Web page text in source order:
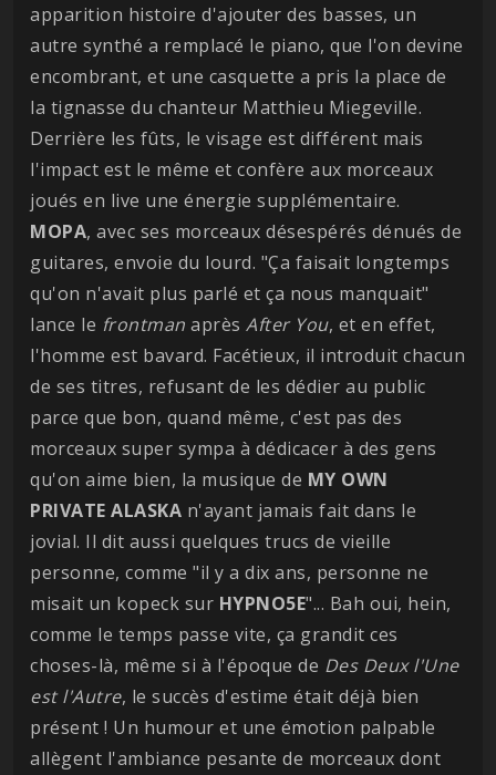
apparition histoire d'ajouter des basses, un
autre synthé a remplacé le piano, que l'on devine
encombrant, et une casquette a pris la place de
la tignasse du chanteur Matthieu Miegeville.
Derrière les fûts, le visage est différent mais
l'impact est le même et confère aux morceaux
joués en live une énergie supplémentaire.
MOPA, avec ses morceaux désespérés dénués de
guitares, envoie du lourd. "Ça faisait longtemps
qu'on n'avait plus parlé et ça nous manquait"
lance le frontman après After You, et en effet,
l'homme est bavard. Facétieux, il introduit chacun
de ses titres, refusant de les dédier au public
parce que bon, quand même, c'est pas des
morceaux super sympa à dédicacer à des gens
qu'on aime bien, la musique de MY OWN
PRIVATE ALASKA n'ayant jamais fait dans le
jovial. Il dit aussi quelques trucs de vieille
personne, comme "il y a dix ans, personne ne
misait un kopeck sur HYPNO5E"... Bah oui, hein,
comme le temps passe vite, ça grandit ces
choses-là, même si à l'époque de Des Deux l'Une
est l'Autre, le succès d'estime était déjà bien
présent ! Un humour et une émotion palpable
allègent l'ambiance pesante de morceaux dont